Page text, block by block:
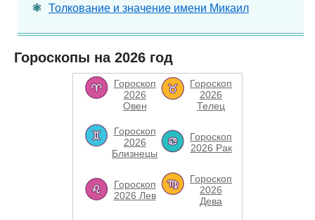
Толкование и значение имени Микаил
Гороскопы на 2026 год
Гороскоп
2026
Овен
Гороскоп
2026
Телец
Гороскоп
2026
Близнецы
Гороскоп
2026 Рак
Гороскоп
2026 Лев
Гороскоп
2026
Дева